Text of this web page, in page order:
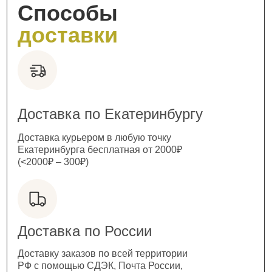
Способы
доставки
Доставка по Екатеринбургу
Доставка курьером в любую точку
Екатеринбурга бесплатная от 2000₽
(<2000₽ – 300₽)
Доставка по России
Доставку заказов по всей территории
РФ с помощью СДЭК, Почта России,